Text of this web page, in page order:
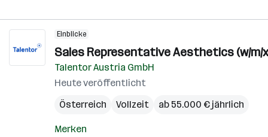
Einblicke
Sales Representative Aesthetics (w/m/
Talentor Austria GmbH
Heute veröffentlicht
Österreich
Vollzeit ab 55.000 € jährlich
Merken